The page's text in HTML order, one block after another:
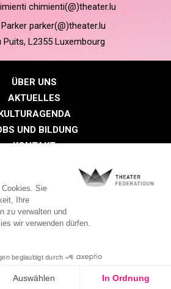
chimienti(@)theater.lu
parker(@)theater.lu
Puits, L2355 Luxembourg
ÜBER UNS
AKTUELLES
UND BILDUNG
KONTAKT
Cookie-Richtlinien
Digitalised by